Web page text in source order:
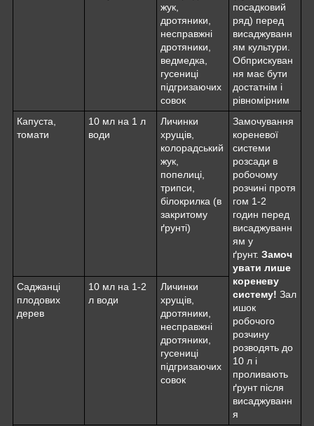
жук,
дротяники,
несправжні
дротяники,
ведмедка,
гусениці
підгризаючих
совок
посадковий
ряд) перед
висаджуванн
ям культури.
Обприскуван
ня має бути
достатнім і
рівномірним
Капуста,
томати
10 мл на 1 л
води
Личинки
хрущів,
колорадський
жук,
попелиці,
трипси,
білокрилка (в
закритому
ґрунті)
Замочування
кореневої
системи
розсади в
робочому
розчині протя
гом 1-2
годин перед
висаджуванн
ям у
ґрунт. Замоч
увати лише
кореневу
систему! Зал
ишок
робочого
розчину
розводять до
10 л і
проливають
ґрунт після
висаджуванн
я
Саджанці
плодових
дерев
10 мл на 1-2
л води
Личинки
хрущів,
дротяники,
несправжні
дротяники,
гусениці
підгризаючих
совок